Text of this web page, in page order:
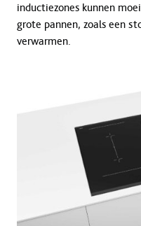
inductiezones kunnen
grote pannen, zoals een
verwarmen.